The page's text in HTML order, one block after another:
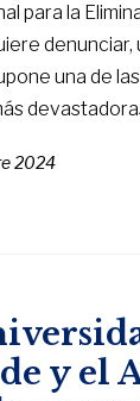
para la
una de
2024
y el